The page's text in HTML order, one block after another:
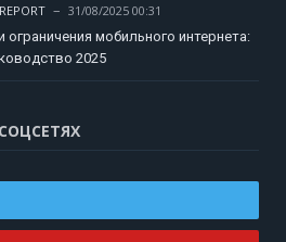
31/08/2025 00:31
ограничения мобильного интернета:
2025